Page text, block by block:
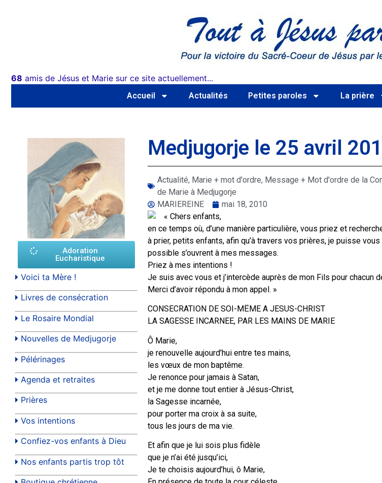
68 amis de Jésus et Marie sur ce site actuellement...
Accueil Actualités Petites paroles La prière
Adoration
Eucharistique
Voici ta Mère !
Livres de consécration
Le Rosaire Mondial
Nouvelles de Medjugorje
Pélérinages
Agenda et retraites
Prières
Vos intentions
Confiez-vos enfants à Dieu
Nos enfants partis trop tôt
Medjugorje le 25 avril
Actualité, Marie + mot d'ordre, Message + Mot d'ordre de la
de Marie à Medjugorje
MARIEREINE
mai 18, 2010
« Chers enfants,
en ce temps où, d’une manière particulière, vous priez et
à prier, petits enfants, afin qu’à travers vos prières, je puisse
possible s’ouvrent à mes messages.
Priez à mes intentions !
Je suis avec vous et j’intercède auprès de mon Fils pour chacun
Merci d’avoir répondu à mon appel. »
CONSECRATION DE SOI-MËME A JESUS-CHRIST
LA SAGESSE INCARNEE, PAR LES MAINS DE MARIE
Ô Marie,
je renouvelle aujourd’hui entre tes mains,
les vœux de mon baptême.
Je renonce pour jamais à Satan,
et je me donne tout entier à Jésus-Christ,
la Sagesse incarnée,
pour porter ma croix à sa suite,
tous les jours de ma vie.
Et afin que je lui sois plus fidèle
que je n’ai été jusqu’ici,
Je te choisis aujourd’hui, ô Marie,